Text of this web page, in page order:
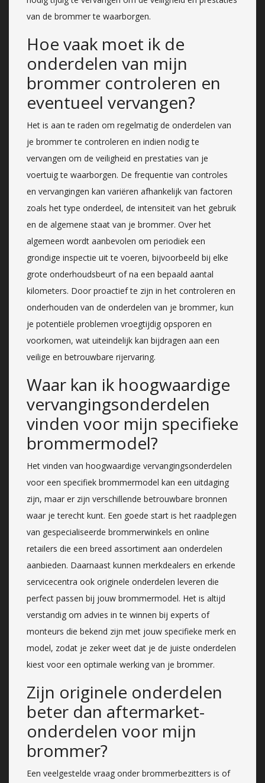
van de brommer te waarborgen.
Hoe vaak moet ik de
onderdelen van mijn
brommer controleren en
eventueel vervangen?
Het is aan te raden om regelmatig de onderdelen van
je brommer te controleren en indien nodig te
vervangen om de veiligheid en prestaties van je
voertuig te waarborgen. De frequentie van controles
en vervangingen kan variëren afhankelijk van factoren
zoals het type onderdeel, de intensiteit van het gebruik
en de algemene staat van je brommer. Over het
algemeen wordt aanbevolen om periodiek een
grondige inspectie uit te voeren, bijvoorbeeld bij elke
grote onderhoudsbeurt of na een bepaald aantal
kilometers. Door proactief te zijn in het controleren en
onderhouden van de onderdelen van je brommer, kun
je potentiële problemen vroegtijdig opsporen en
voorkomen, wat uiteindelijk kan bijdragen aan een
veilige en betrouwbare rijervaring.
Waar kan ik hoogwaardige
vervangingsonderdelen
vinden voor mijn specifieke
brommermodel?
Het vinden van hoogwaardige vervangingsonderdelen
voor een specifiek brommermodel kan een uitdaging
zijn, maar er zijn verschillende betrouwbare bronnen
waar je terecht kunt. Een goede start is het raadplegen
van gespecialiseerde brommerwinkels en online
retailers die een breed assortiment aan onderdelen
aanbieden. Daarnaast kunnen merkdealers en erkende
servicecentra ook originele onderdelen leveren die
perfect passen bij jouw brommermodel. Het is altijd
verstandig om advies in te winnen bij experts of
monteurs die bekend zijn met jouw specifieke merk en
model, zodat je zeker weet dat je de juiste onderdelen
kiest voor een optimale werking van je brommer.
Zijn originele onderdelen
beter dan aftermarket-
onderdelen voor mijn
brommer?
Een veelgestelde vraag onder brommerbezitters is of